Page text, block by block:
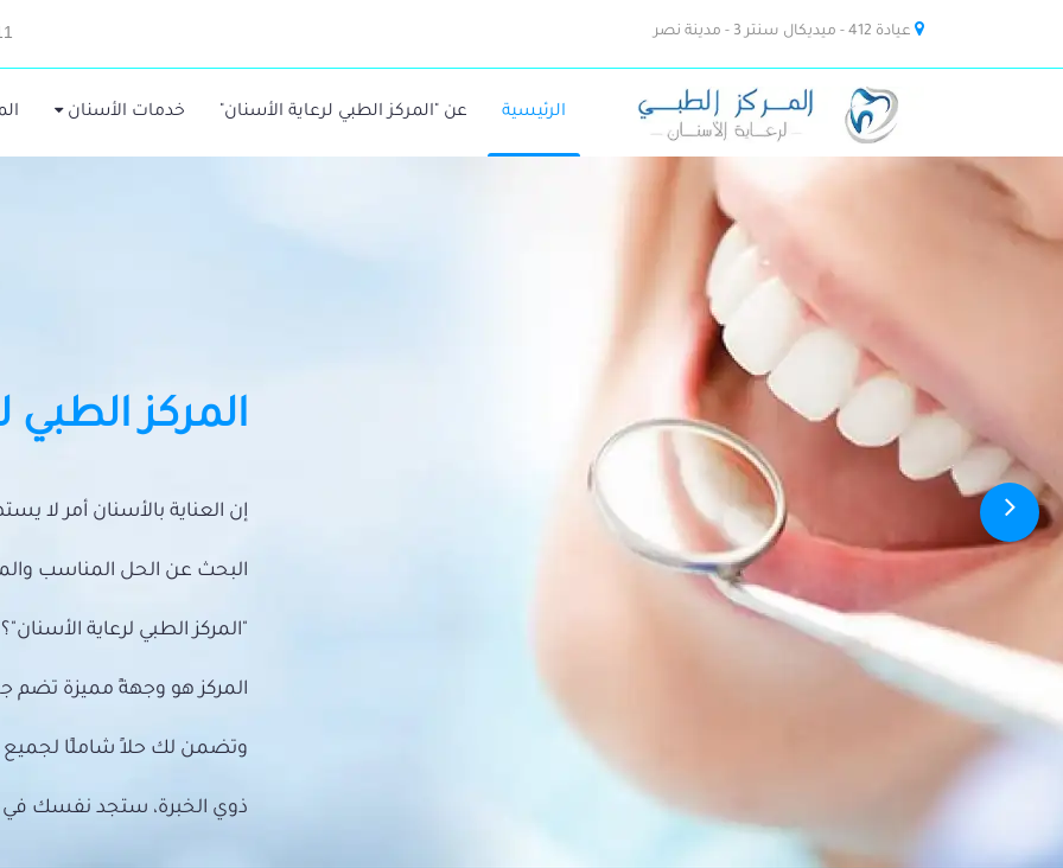
عيادة 412 - ميديكال سنتر 3 - مدينة نصر
الرئيسية عن "المركز الطبي لرعاية الأسنان" خدمات الأسنان
المركز الطبي
إن العناية بالأسنان أمر لا
البحث عن الحل المناسب
"المركز الطبي لرعاية الأسنان"؟
المركز هو وجهةً مميزة تضم
وتضمن لك حلاً شاملًا
ذوي الخبرة، ستجد نفسك في